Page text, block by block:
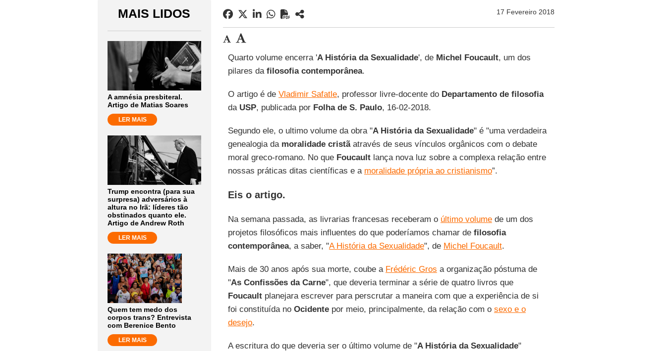
MAIS LIDOS
A amnésia presbiteral.
Artigo de Matias Soares
LER MAIS
Trump encontra (para sua
surpresa) adversários à
altura no Irã: líderes tão
obstinados quanto ele.
Artigo de Andrew Roth
LER MAIS
Quem tem medo dos
corpos trans? Entrevista
com Berenice Bento
LER MAIS
17 Fevereiro 2018
Quarto volume encerra 'A História da Sexualidade', deMichel Foucault, um dos
pilares da filosofia contemporânea.
O artigo é de Vladimir Safatle, professor livre-docente do Departamento de filosofia
da USP, publicada por Folha de S. Paulo, 16-02-2018.
Segundo ele, o ultimo volume da obra "A História da Sexualidade" é "uma verdadeira
genealogia da moralidade cristãatravés de seus vínculos orgânicos com o debate
moral greco-romano. No que Foucaultlança nova luz sobre a complexa relação entre
nossas práticas ditas científicas e a moralidade própria ao cristianismo”.
Eis o artigo.
Na semana passada, as livrarias francesas receberam o último volumede um dos
projetos filosóficos mais influentes do que poderíamos chamar de filosofia
contemporânea, a saber, "A História da Sexualidade", de Michel Foucault.
Mais de 30 anos após sua morte, coube a Frédéric Gros a organização póstuma de
"As Confissões da Carne", que deveria terminar a série de quatro livros que
Foucaultplanejara escrever para perscrutar a maneira com que a experiência de si
foi constituída no Ocidentepor meio, principalmente, da relação com o sexo e o
desejo.
A escritura do que deveria ser o último volume de "A História da Sexualidade"